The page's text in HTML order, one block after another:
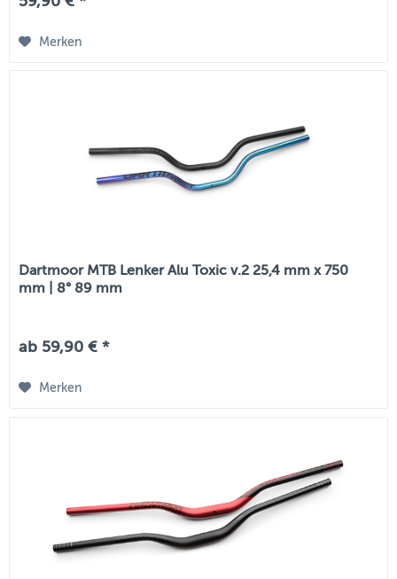
Merken
Dartmoor MTB Lenker Alu Toxic v.2 25,4 mm x 750
mm | 8° 89 mm
ab 59,90 € *
Merken